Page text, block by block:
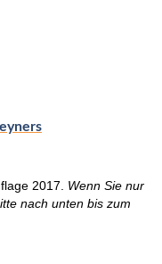
2017. Wenn Sie nur
nach unten bis zum